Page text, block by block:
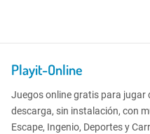
Playit-Online
Juegos online gratis para jugar
descarga, sin instalación, con
Escape, Ingenio, Deportes y